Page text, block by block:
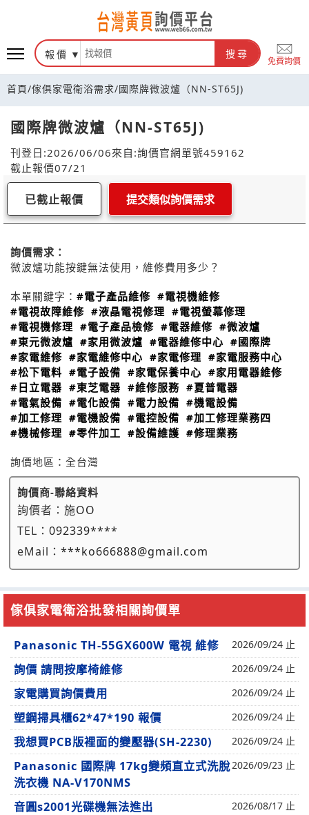
報價 搜尋
免費詢價
首頁/傢俱家電衛浴需求/國際牌微波爐（NN-ST65J)
國際牌微波爐（NN-ST65J)
刊登日:2026/06/06來自:詢價官網單號459162
截止報價07/21
已截止報價 提交類似詢價需求
詢價需求：
微波爐功能按鍵無法使用，維修費用多少？
本單關鍵字： #電子產品維修 #電視機維修
#電視故障維修 #液晶電視修理 #電視螢幕修理
#電視機修理 #電子產品檢修 #電器維修 #微波爐
#東元微波爐 #家用微波爐 #電器維修中心 #國際牌
#家電維修 #家電維修中心 #家電修理 #家電服務中心
#松下電料 #電子設備 #家電保養中心 #家用電器維修
#日立電器 #東芝電器 #維修服務 #夏普電器
#電氣設備 #電化設備 #電力設備 #機電設備
#加工修理 #電機設備 #電控設備 #加工修理業務四
#機械修理 #零件加工 #設備維護 #修理業務
詢價地區： 全台灣
詢價商-聯絡資料
詢價者： 施OO
TEL： 092339****
eMail： ***ko666888@gmail.com
傢俱家電衛浴批發相關詢價單
Panasonic TH-55GX600W 電視 維修 2026/09/24 止
詢價 請問按摩椅維修 2026/09/24 止
家電購買詢價費用 2026/09/24 止
塑鋼掃具櫃62*47*190 報價 2026/09/24 止
我想買PCB版裡面的變壓器(SH-2230) 2026/09/24 止
Panasonic 國際牌 17kg變頻直立式洗脫
洗衣機 NA-V170NMS
2026/09/23 止
音圓s2001光碟機無法進出 2026/08/17 止